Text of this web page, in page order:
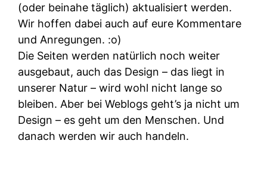
(oder beinahe täglich) aktualisiert werden.
Wir hoffen dabei auch auf eure Kommentare
und Anregungen. :o)
Die Seiten werden natürlich noch weiter
ausgebaut, auch das Design – das liegt in
unserer Natur – wird wohl nicht lange so
bleiben. Aber bei Weblogs geht’s ja nicht um
Design – es geht um den Menschen. Und
danach werden wir auch handeln.